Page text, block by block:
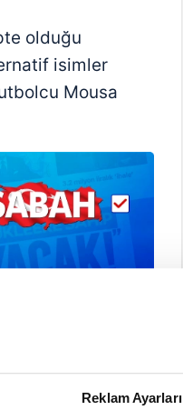
Reklam Ayarları
olduğu
isimler
Mousa